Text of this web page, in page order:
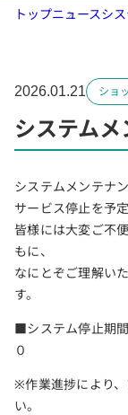
トップニュースシ
2026.01.21 ショ
システム
システムメンテナ
サービス停止を予
皆様には大変ご不
もに、
なにとぞご理解い
す。
■システム停止期
０
※作業進捗により
い。